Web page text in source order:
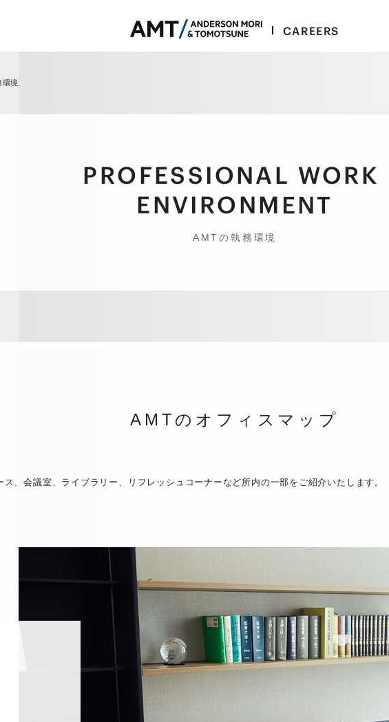
CAREERS
境
PROFESSIONAL WORK
ENVIRONM ENT
AMTの執務環境
AMTのオフィスマップ
ス、会議室、ライブラリー、リフレッシュコーナーなど所内の一部をご紹介いたします。